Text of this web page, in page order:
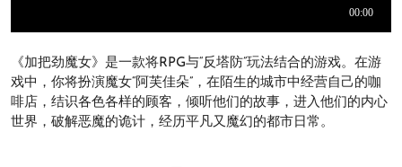
《加把劲魔女》是一款将RPG与“反塔防”玩法结合的游戏。在游
戏中，你将扮演魔女“阿芙佳朵”，在陌生的城市中经营自己的咖
啡店，结识各色各样的顾客，倾听他们的故事，进入他们的内心
世界，破解恶魔的诡计，经历平凡又魔幻的都市日常。